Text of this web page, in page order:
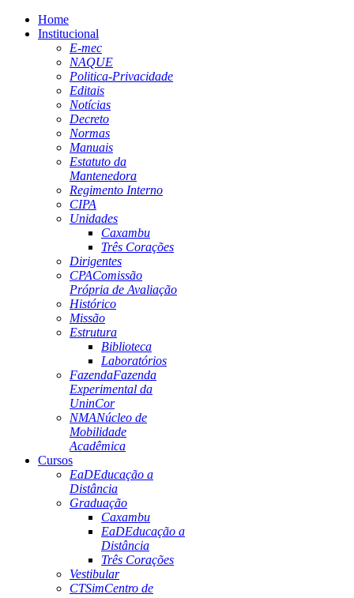
Home
Institucional
E-mec
NAQUE
Politica-Privacidade
Editais
Notícias
Decreto
Normas
Manuais
Estatuto da
Mantenedora
Regimento Interno
CIPA
Unidades
Caxambu
Três Corações
Dirigentes
CPAComissão
Própria de Avaliação
Histórico
Missão
Estrutura
Biblioteca
Laboratórios
FazendaFazenda
Experimental da
UninCor
NMANúcleo de
Mobilidade
Acadêmica
Cursos
EaDEducação a
Distância
Graduação
Caxambu
EaDEducação a
Distância
Três Corações
Vestibular
CTSimCentro de